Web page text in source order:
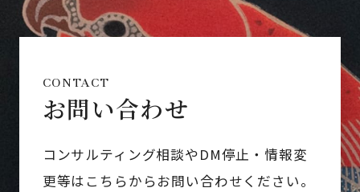
CONTACT
お問い合わせ
コンサルティング相談やDM停止・情報変
更等はこちらからお問い合わせください。